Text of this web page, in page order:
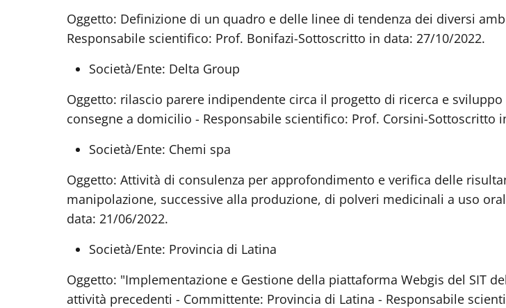
Oggetto: Definizione di un quadro e delle linee di tendenza dei diversi
Responsabile scientifico: Prof. Bonifazi-Sottoscritto in data: 27/10/2022.
Società/Ente: Delta Group
Oggetto: rilascio parere indipendente circa il progetto di ricerca e
consegne a domicilio - Responsabile scientifico: Prof. Corsini-Sottoscritto
Società/Ente: Chemi spa
Oggetto: Attività di consulenza per approfondimento e verifica delle
manipolazione, successive alla produzione, di polveri medicinali a uso
data: 21/06/2022.
Società/Ente: Provincia di Latina
Oggetto: "Implementazione e Gestione della piattaforma Webgis del SIT
attività precedenti - Committente: Provincia di Latina - Responsabile